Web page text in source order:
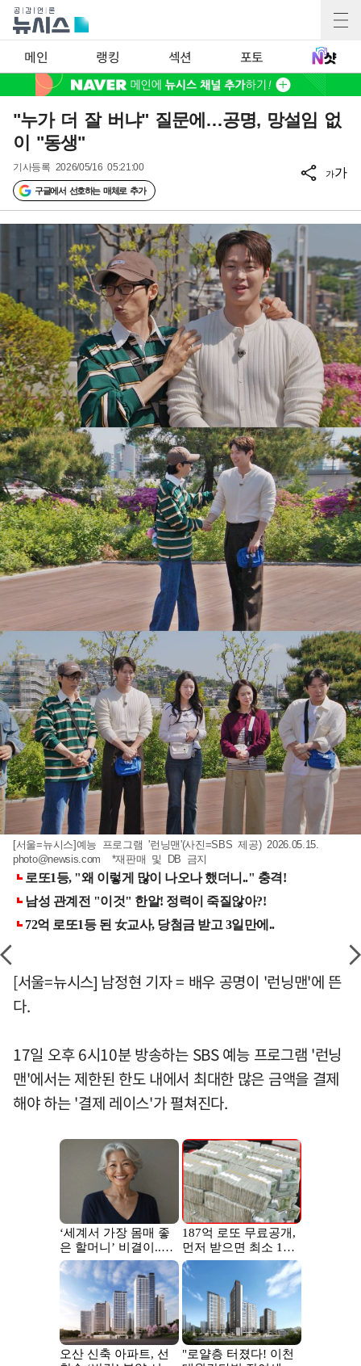
메인 랭킹 섹션 포토
"누가 더 잘 버냐" 질문에…공명, 망설임 없
이 "동생"
기사등록 2026/05/16 05:21:00
구글에서 선호하는 매체로 추가
가가
[서울=뉴시스]예능 프로그램 '런닝맨'(사진=SBS 제공) 2026.05.15.
photo@newsis.com *재판매 및 DB 금지
[서울=뉴시스] 남정현 기자 = 배우 공명이 '런닝맨'에 뜬
다.
17일 오후 6시10분 방송하는 SBS 예능 프로그램 '런닝
맨'에서는 제한된 한도 내에서 최대한 많은 금액을 결제
해야 하는 '결제 레이스'가 펼쳐진다.